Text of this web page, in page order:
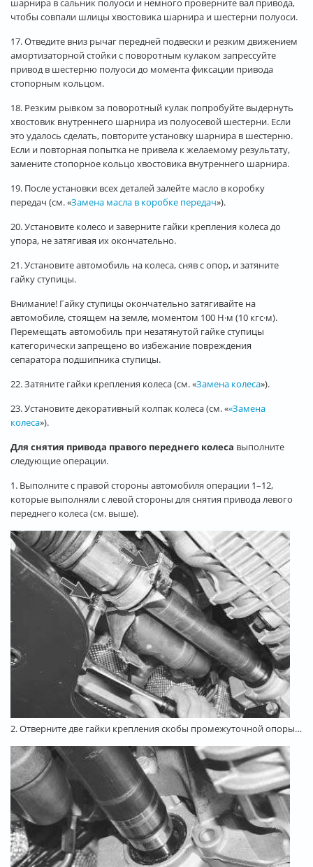
чтобы совпали шлицы хвостовика шарнира и шестерни полуоси.
17. Отведите вниз рычаг передней подвески и резким движением
амортизаторной стойки с поворотным кулаком запрессуйте
привод в шестерню полуоси до момента фиксации привода
стопорным кольцом.
18. Резким рывком за поворотный кулак попробуйте выдернуть
хвостовик внутреннего шарнира из полуосевой шестерни. Если
это удалось сделать, повторите установку шарнира в шестерню.
Если и повторная попытка не привела к желаемому результату,
замените стопорное кольцо хвостовика внутреннего шарнира.
19. После установки всех деталей залейте масло в коробку
передач (см. «Замена масла в коробке передач»).
20. Установите колесо и заверните гайки крепления колеса до
упора, не затягивая их окончательно.
21. Установите автомобиль на колеса, сняв с опор, и затяните
гайку ступицы.
Внимание! Гайку ступицы окончательно затягивайте на
автомобиле, стоящем на земле, моментом 100 Н·м (10 кгс·м).
Перемещать автомобиль при незатянутой гайке ступицы
категорически запрещено во избежание повреждения
сепаратора подшипника ступицы.
22. Затяните гайки крепления колеса (см. «Замена колеса»).
23. Установите декоративный колпак колеса (см. ««Замена
колеса»).
Для снятия привода правого переднего колеса выполните
следующие операции.
1. Выполните с правой стороны автомобиля операции 1–12,
которые выполняли с левой стороны для снятия привода левого
переднего колеса (см. выше).
2. Отверните две гайки крепления скобы промежуточной опоры…